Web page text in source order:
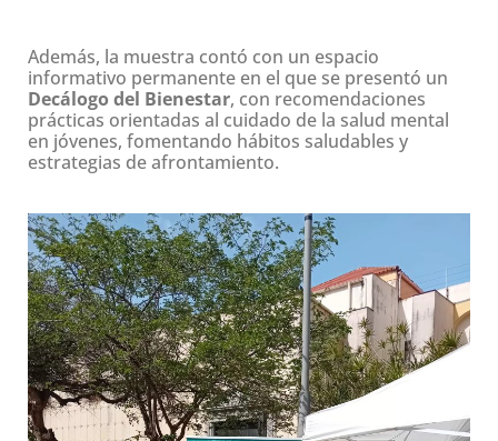
Además, la muestra contó con un espacio
informativo permanente en el que se presentó un
Decálogo del Bienestar, con recomendaciones
prácticas orientadas al cuidado de la salud mental
en jóvenes, fomentando hábitos saludables y
estrategias de afrontamiento.